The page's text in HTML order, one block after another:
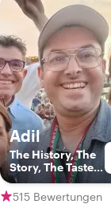
Adil
The History, The
Story, The Taste
and The Art
515 Bewertungen